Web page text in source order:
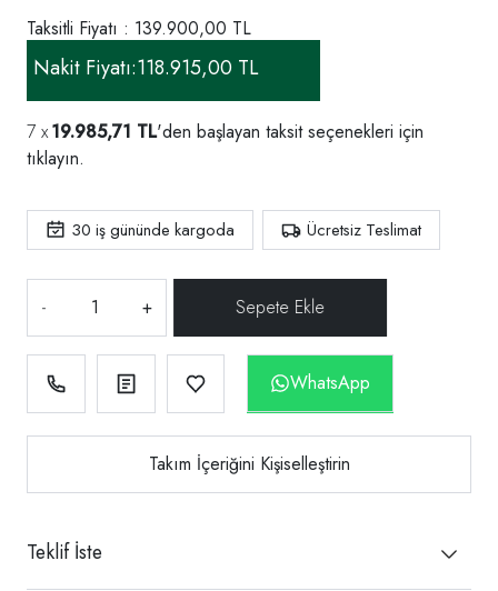
Taksitli Fiyatı : 139.900,00 TL
Nakit Fiyatı:118.915,00 TL
19.985,71 TL'den başlayan taksit seçenekleri için
tıklayın.
30 iş gününde kargoda Ücretsiz Teslimat
- +
WhatsApp
Takım İçeriğini Kişiselleştirin
Teklif İste